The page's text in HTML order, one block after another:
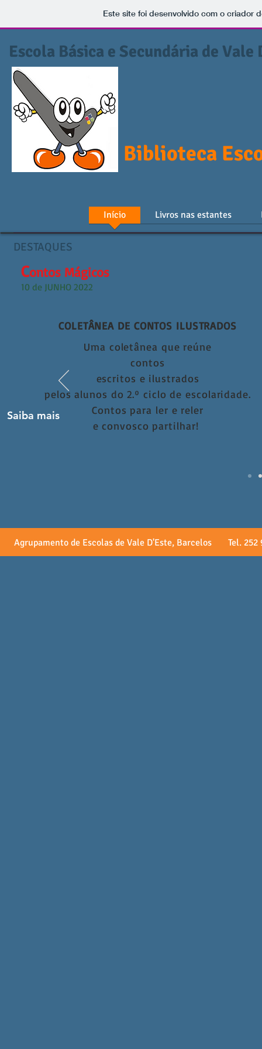
Este site foi desenvolvido com o criador
Escola Básica e Secundária de Vale
Biblioteca
Início Livros nas estantes
DESTAQUES
Contos Mágicos
10 de JUNHO 2022
Saiba mais
COLETÂNEA DE CONTOS ILUSTRADOS
Uma coletânea que reúne
contos
escritos e ilustrados
pelos alunos do 2.º ciclo de escolaridade.
Contos para ler e reler
e convosco partilhar!
Agrupamento de Escolas de Vale D'Este, Barcelos Tel. 252